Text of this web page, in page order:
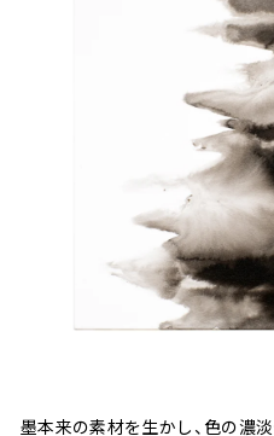
墨本来の素材を生かし、色の濃